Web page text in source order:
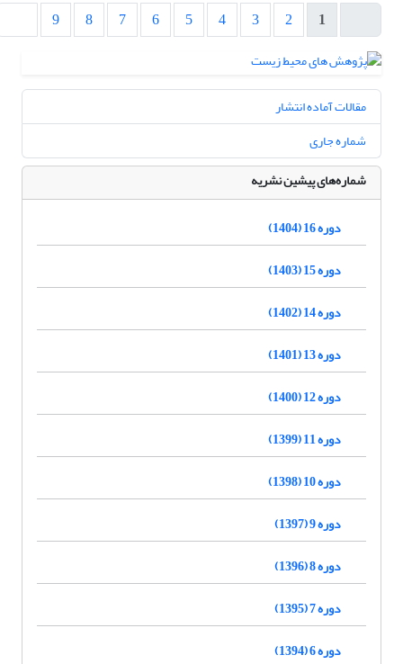
1
2
3
4
5
6
7
8
9
مقالات آماده انتشار
شماره جاری
شماره‌های پیشین نشریه
دوره 16 (1404)
دوره 15 (1403)
دوره 14 (1402)
دوره 13 (1401)
دوره 12 (1400)
دوره 11 (1399)
دوره 10 (1398)
دوره 9 (1397)
دوره 8 (1396)
دوره 7 (1395)
دوره 6 (1394)